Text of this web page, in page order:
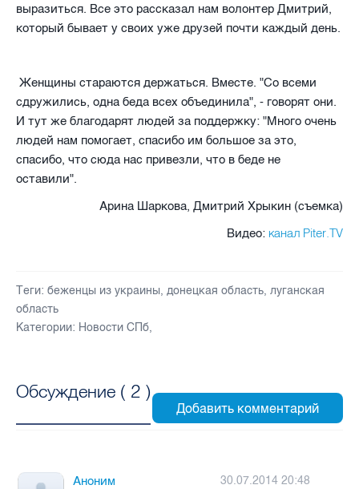
выразиться. Все это рассказал нам волонтер Дмитрий,
который бывает у своих уже друзей почти каждый день.
Женщины стараются держаться. Вместе. "Со всеми
сдружились, одна беда всех объединила", - говорят они.
И тут же благодарят людей за поддержку: "Много очень
людей нам помогает, спасибо им большое за это,
спасибо, что сюда нас привезли, что в беде не
оставили".
Арина Шаркова, Дмитрий Хрыкин (съемка)
Видео: канал Piter.TV
Теги: беженцы из украины, донецкая область, луганская
область
Категории: Новости СПб,
Обсуждение ( 2 )
Аноним
30.07.2014 20:48